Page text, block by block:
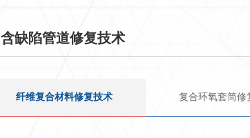
含缺陷管道修复技术
纤维复合材料修复技术 复合环氧套筒修